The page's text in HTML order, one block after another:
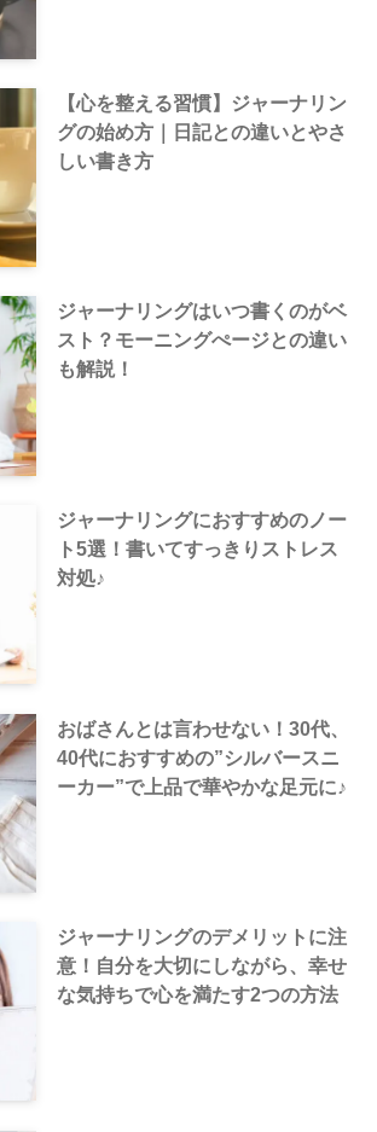
【心を整える習慣】ジャーナリン
グの始め方｜日記との違いとやさ
しい書き方
ジャーナリングはいつ書くのがベ
スト？モーニングぺージとの違い
も解説！
ジャーナリングにおすすめのノー
ト5選！書いてすっきりストレス
対処♪
おばさんとは言わせない！30代、
40代におすすめの”シルバースニ
ーカー”で上品で華やかな足元に♪
ジャーナリングのデメリットに注
意！自分を大切にしながら、幸せ
な気持ちで心を満たす2つの方法